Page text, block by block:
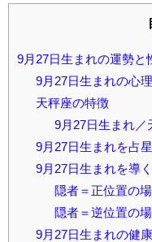
9月27日生まれの運勢と
9月27日生まれの心
天秤座の特徴
9月27日生まれ／
9月27日生まれを占
9月27日生まれを導
隠者＝正位置の
隠者＝逆位置の
9月27日生まれの健